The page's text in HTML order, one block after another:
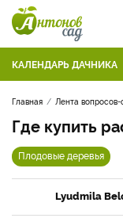
КАЛЕНДАРЬ ДАЧНИКА
Главная Лента вопросов-
Где купить
Плодовые деревья
Lyudmila